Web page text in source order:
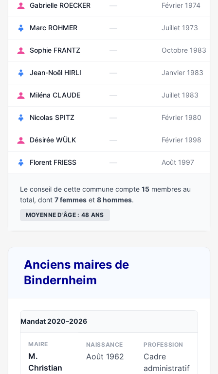
Gabrielle ROECKER — Février 1974
Marc ROHMER — Juillet 1973
Sophie FRANTZ — Octobre 1983
Jean-Noël HIRLI — Janvier 1983
Miléna CLAUDE — Juillet 1983
Nicolas SPITZ — Février 1980
Désirée WÜLK — Février 1998
Florent FRIESS — Août 1997
Le conseil de cette commune compte 15 membres au
total, dont 7 femmes et 8 hommes.
MOYENNE D'ÂGE : 48 ANS
Anciens maires de
Bindernheim
Mandat 2020–2026
MAIRE
M.
Christian
NAISSANCE
Août 1962
PROFESSION
Cadre
administratif